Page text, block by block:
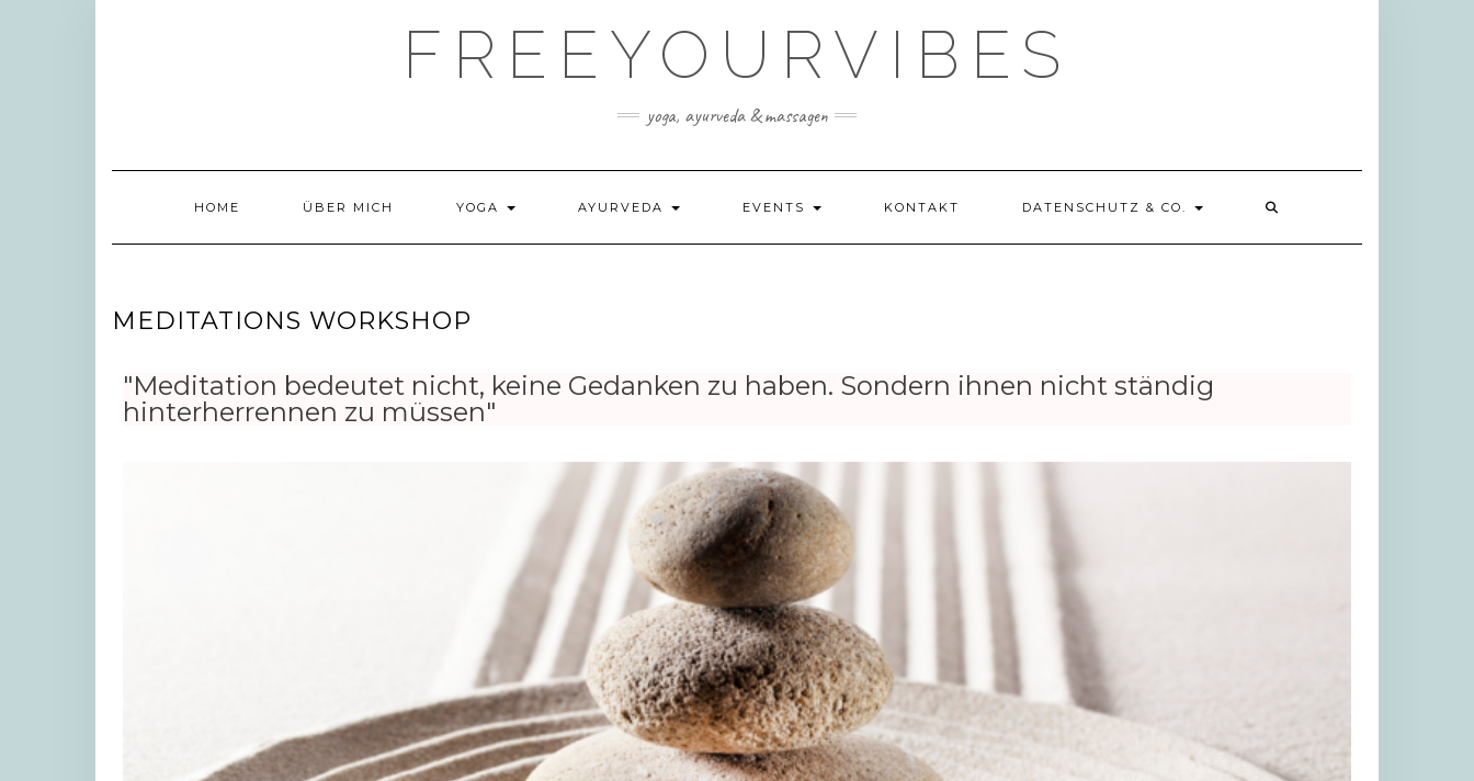
FREEYOURVIBES
yoga, ayurveda & massagen
HOME ÜBER MICH YOGA AYURVEDA EVENTS KONTAKT DATENSCHUTZ & CO.
MEDITATIONS WORKSHOP
"Meditation bedeutet nicht, keine Gedanken zu haben. Sondern ihnen nicht ständig
hinterherrennen zu müssen"